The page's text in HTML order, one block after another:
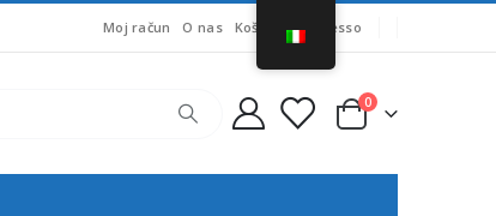
Moj račun O nas Košarica Accesso
0